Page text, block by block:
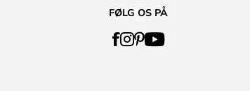
FØLG OS PÅ